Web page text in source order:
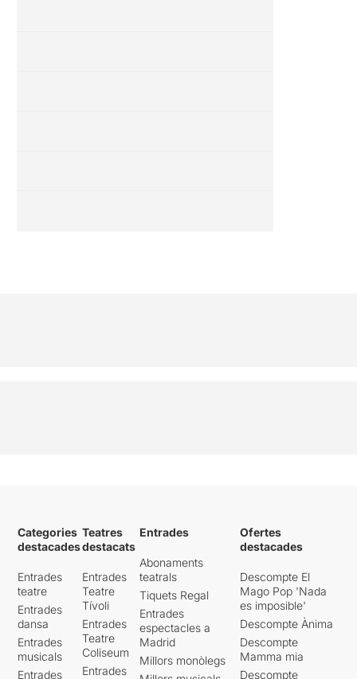
Categories
destacades
Entrades
teatre
Entrades
dansa
Entrades
musicals
Entrades
Teatres
destacats
Entrades
Teatre
Tívoli
Entrades
Teatre
Coliseum
Entrades
Entrades
Abonaments
teatrals
Tiquets Regal
Entrades
espectacles a
Madrid
Millors monòlegs
Ofertes
destacades
Descompte El
Mago Pop 'Nada
es imposible'
Descompte Ànima
Descompte
Mamma mia
Descompte